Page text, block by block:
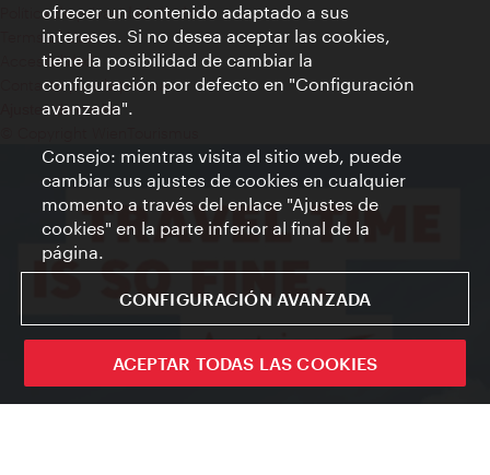
Política de privacidad de datos
Terms of Use
Accesibilidad
Contacto para la prensa
Ajustes de cookie
ofrecer un contenido adaptado a sus
intereses. Si no desea aceptar las cookies,
tiene la posibilidad de cambiar la
configuración por defecto en "Configuración
avanzada".
Consejo: mientras visita el sitio web, puede
cambiar sus ajustes de cookies en cualquier
momento a través del enlace "Ajustes de
cookies" en la parte inferior al final de la
página.
CONFIGURACIÓN AVANZADA
ACEPTAR TODAS LAS COOKIES